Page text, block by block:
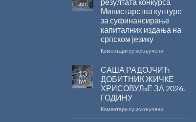
авг
Министарства културе
за суфинансирање
капиталних издања на
српском језику
Коментари су искљученина
поводом
резултата
конкурса
Министарства
за
13
јул
САША РАДОЈЧИЋ
ДОБИТНИК ЖИЧКЕ
ХРИСОВУЉЕ ЗА 2026.
ГОДИНУ
Коментари су искљученина